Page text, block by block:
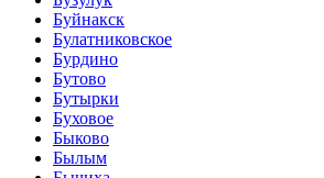
Буйнакск
Булатниковское
Бурдино
Бутово
Бутырки
Буховое
Быково
Былым